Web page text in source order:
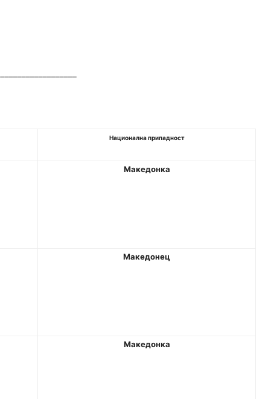
Национална припадност
Македонка
Македонец
Македонка